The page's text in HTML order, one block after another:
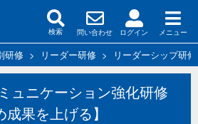
検索 問い合わせ ログイン メニュー
研修 > リーダー研修 > リーダーシップ研修
ュニケーション強化研修
成果を上げる】